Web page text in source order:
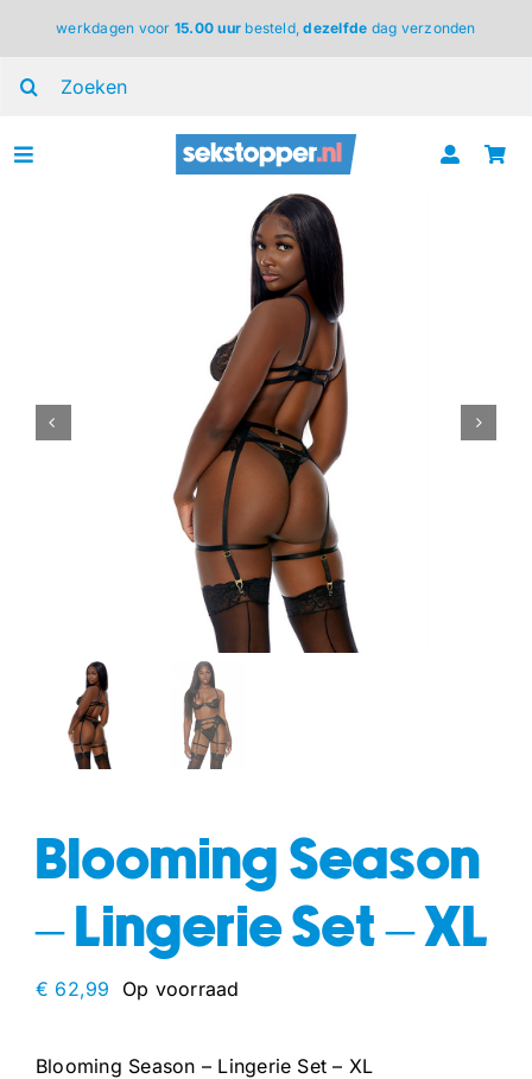
inhoud
werkdagen voor 15.00 uur besteld,dezelfde dag verzonden
Toggle
drogisterij
Blooming Season
– Lingerie Set – XL
€ 62,99 Op voorraad
Blooming Season – Lingerie Set – XL